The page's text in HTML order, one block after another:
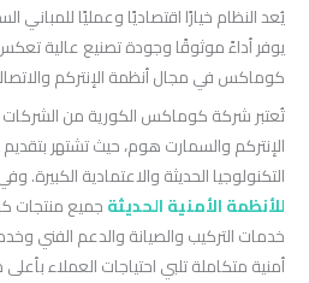
يوفر أداءً موثوقًا وجودة تصنيع عالية
كوماكس في مجال أنظمة الإنتركم
تُعتبر شركة كوماكس الكورية من الشركات
الإنتركم والسمارت هوم، حيث تشتهر
التكنولوجيا الحديثة والاعتمادية الكبيرة.
للأنظمة الأمنية الحديثةجميع منتجات
خدمات التركيب والصيانة والدعم الفني
أمنية متكاملة تلبي احتياجات العملاء